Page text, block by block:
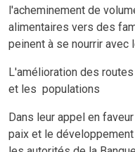
l'acheminement de
alimentaires vers des
peinent à se nourrir
L'amélioration des
et les populations
Dans leur appel en
paix et le